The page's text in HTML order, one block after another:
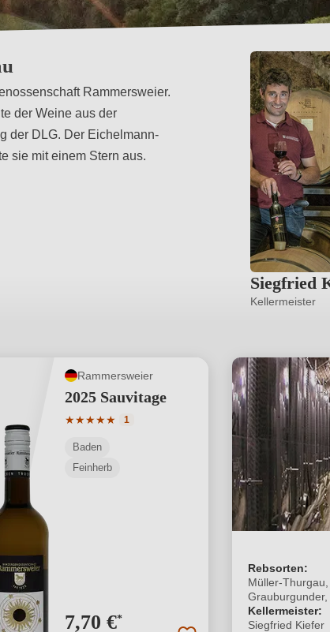
Rammersweier.
der Weine aus der
der DLG. Der Eichelmann-
sie mit einem Stern aus.
Siegfried
Kellermeister
von 5 Sternen
Rammersweier
2025 Sauvitage
★★★★★
Durchschnittliche Bewertung von 5 von 5
1
Baden
Feinherb
7,70 €*
Rebsorten:
Müller-
Chardonnay,
Scheurebe,
Kellermeister:
Siegfried Kiefer